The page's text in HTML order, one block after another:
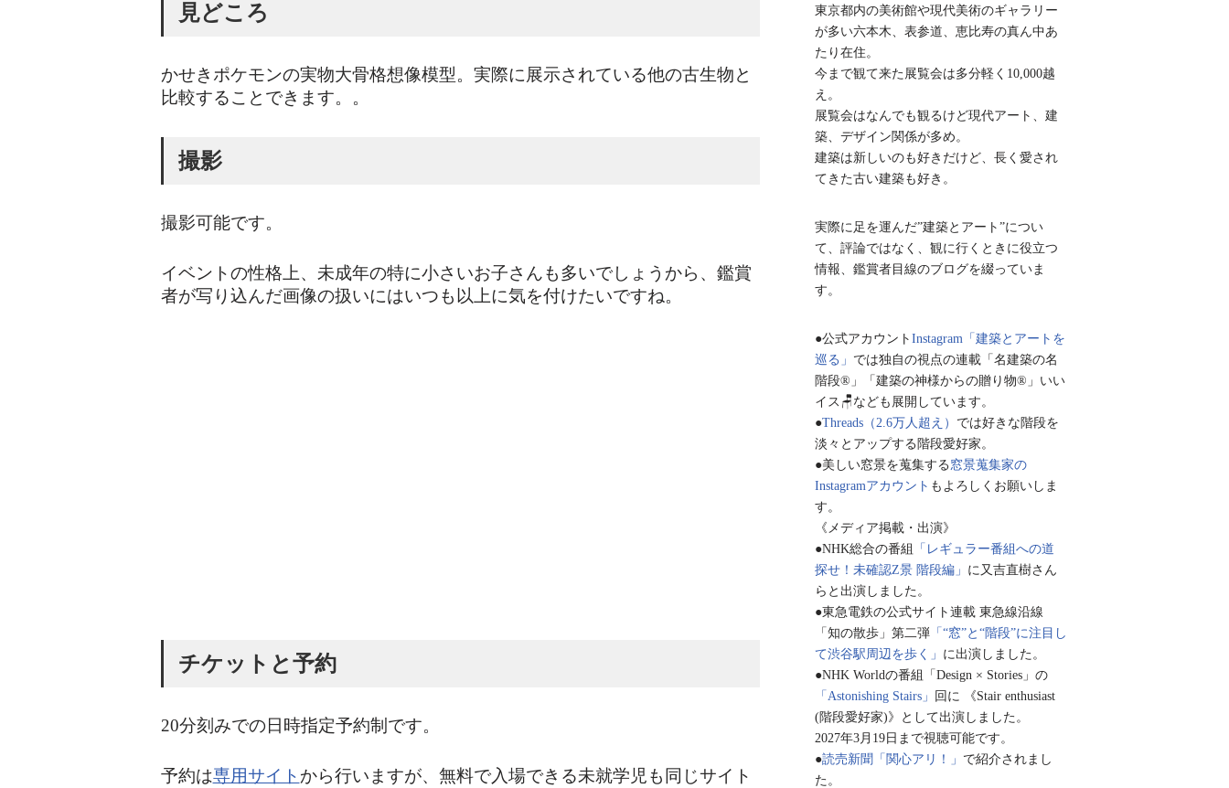
見どころ
かせきポケモンの実物大骨格想像模型。実際に展示されている他の古生物と
比較することできます。。
撮影
撮影可能です。
イベントの性格上、未成年の特に小さいお子さんも多いでしょうから、鑑賞
者が写り込んだ画像の扱いにはいつも以上に気を付けたいですね。
チケットと予約
20分刻みでの日時指定予約制です。
予約は専用サイト から行いますが、無料で入場できる未就学児も同じサイト
東京都内の美術館や現代美術のギャラリー
が多い六本木、表参道、恵比寿の真ん中あ
たり在住。
今まで観て来た展覧会は多分軽く10,000越
え。
展覧会はなんでも観るけど現代アート、建
築、デザイン関係が多め。
建築は新しいのも好きだけど、長く愛され
てきた古い建築も好き。
実際に足を運んだ”建築とアート”につい
て、評論ではなく、観に行くときに役立つ
情報、鑑賞者目線のブログを綴っていま
す。
●公式アカウント Instagram「建築とアートを
巡る」 では独自の視点の連載「名建築の名
階段®︎」「建築の神様からの贈り物®︎」いい
イス🪑なども展開しています。
●Threads（2.6万人超え） では好きな階段を
淡々とアップする階段愛好家。
●美しい窓景を蒐集する 窓景蒐集家の
Instagramアカウント もよろしくお願いしま
す。
《メディア掲載・出演》
●NHK総合の番組
「レギュラー番組への道
探せ！未確認Z景 階段編」 に又吉直樹さん
らと出演しました。
●東急電鉄の公式サイト連載 東急線沿線
「知の散歩」第二弾「“窓”と“階段”に注目し
て渋谷駅周辺を歩く」 に出演しました。
●NHK Worldの番組「Design × Stories」の
「Astonishing Stairs」
回に 《Stair enthusiast
(階段愛好家)》として出演しました。
2027年3月19日まで視聴可能です。
●読売新聞「関心アリ！」 で紹介されまし
た。